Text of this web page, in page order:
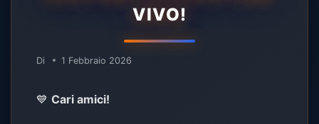
VIVO!
Di 1 Febbraio 2026
💙Cari amici!